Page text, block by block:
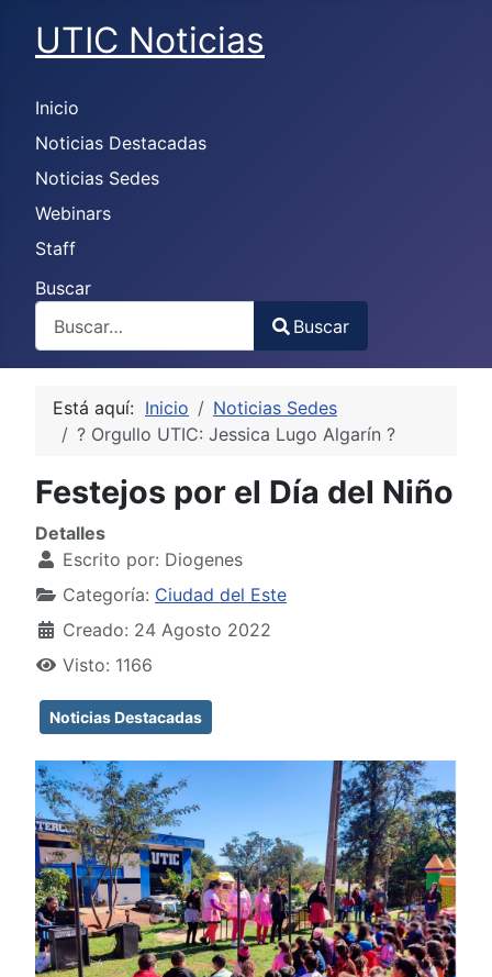
UTIC Noticias
Inicio
Noticias Destacadas
Noticias Sedes
Webinars
Staff
Buscar
Type 2 or more characters for results.
Buscar
Está aquí: Inicio
Noticias Sedes
? Orgullo UTIC: Jessica Lugo Algarín ?
Festejos por el Día del Niño
Detalles
Escrito por: Diogenes
Categoría: Ciudad del Este
Creado: 24 Agosto 2022
Visto: 1166
Noticias Destacadas